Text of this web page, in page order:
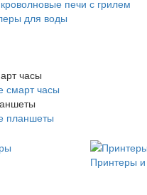
печи с грилем
для воды
часы
смарт часы
планшеты
Принтеры